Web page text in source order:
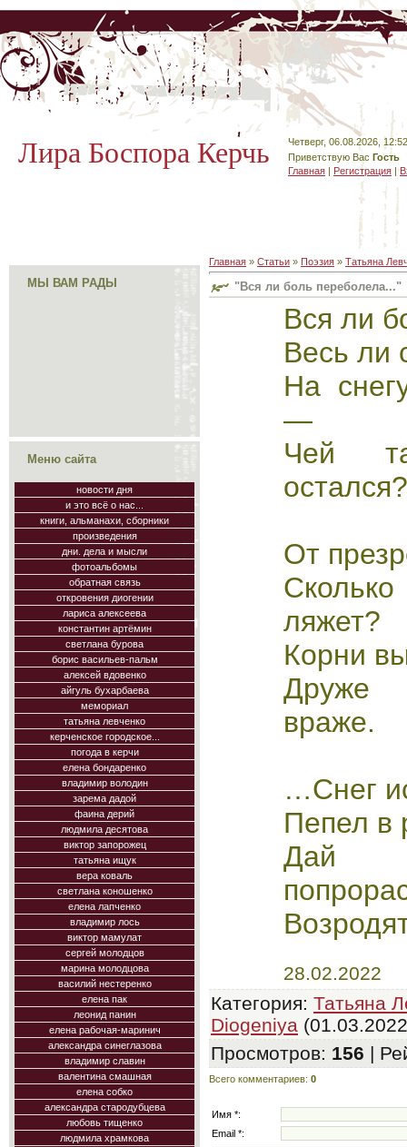
Лира Боспора Керчь
Четверг, 06.08.2026, 12:52
Приветствую Вас Гость
Главная | Регистрация |
МЫ ВАМ РАДЫ
Меню сайта
новости дня
и это всё о нас...
книги, альманахи, сборники
произведения
дни. дела и мысли
фотоальбомы
обратная связь
откровения диогении
лариса алексеева
константин артёмин
светлана бурова
борис васильев-пальм
алексей вдовенко
айгуль бухарбаева
мемориал
татьяна левченко
керченское городское...
погода в керчи
елена бондаренко
владимир володин
зарема дадой
фаина дерий
людмила десятова
виктор запорожец
татьяна ищук
вера коваль
светлана коношенко
елена лапченко
владимир лось
виктор мамулат
сергей молодцов
марина молодцова
василий нестеренко
елена пак
леонид панин
елена рабочая-маринич
александра синеглазова
владимир славин
валентина смашная
елена собко
александра стародубцева
любовь тищенко
людмила храмкова
Главная » Статьи » Поэзия » Татьяна
"Вся ли боль переболела..."
Вся ли
Весь ли
На
—
Чей
остался?
От
ляжет?
Корни
Друже
враже.
…Снег
Пепел в
Дай
28.02.2022
Категория: Татьяна
Diogeniya
Просмотров: 156 |
Всего комментариев: 0
Имя *:
Email *: